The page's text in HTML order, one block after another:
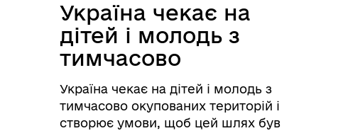
Україна чекає на
дітей і молодь з
тимчасово
окупованих
територій і створює
умови, щоб цей шлях
Україна чекає на дітей і молодь з
тимчасово окупованих територій і
створює умови, щоб цей шлях був